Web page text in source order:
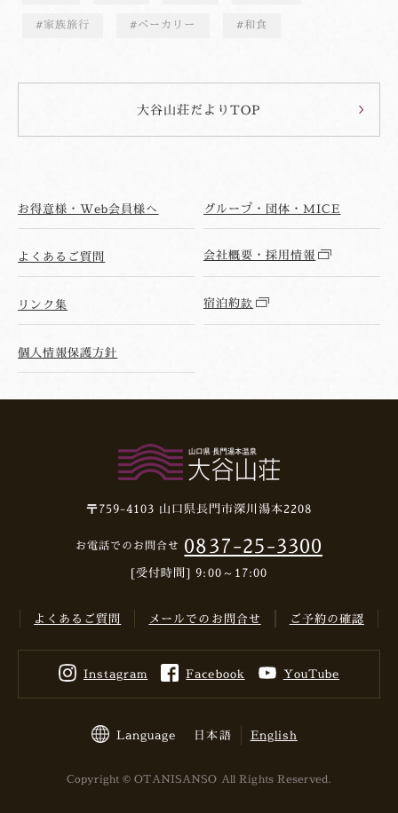
家族旅行 ベーカリー 和食
大谷山荘だよりTOP
お得意様・Web会員様へ グループ・団体・MICE
よくあるご質問 会社概要・採用情報
リンク集 宿泊約款
個人情報保護方針
〒759-4103 山口県長門市深川湯本2208
お電話でのお問合せ 0837-25-3300
[受付時間] 9:00～17:00
よくあるご質問 メールでのお問合せ ご予約の確認
Instagram Facebook YouTube
Language English
日本語
Copyright © OTANISANSO All Rights Reserved.